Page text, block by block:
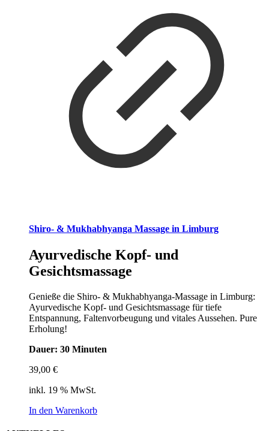
Shiro- & Mukhabhyanga Massage in Limburg
Ayurvedische Kopf- und
Gesichtsmassage
Genieße die Shiro- & Mukhabhyanga-Massage in Limburg:
Ayurvedische Kopf- und Gesichtsmassage für tiefe
Entspannung, Faltenvorbeugung und vitales Aussehen. Pure
Erholung!
Dauer: 30 Minuten
39,00 €
inkl. 19 % MwSt.
In den Warenkorb